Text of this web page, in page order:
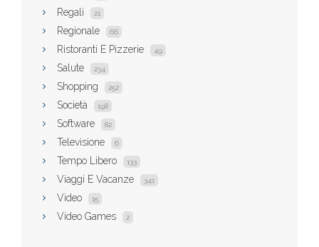
Regali 21
Regionale 66
Ristoranti E Pizzerie 49
Salute 234
Shopping 252
Società 198
Software 82
Televisione 6
Tempo Libero 133
Viaggi E Vacanze 341
Video 15
Video Games 2